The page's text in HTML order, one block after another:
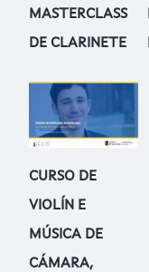
MASTERCLASS
DE CLARINETE
CURSO DE
VIOLÍN E
MÚSICA DE
CÁMARA,